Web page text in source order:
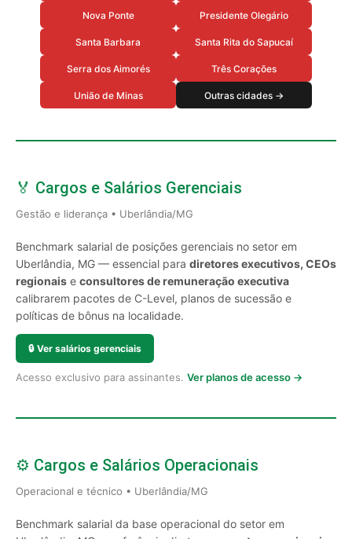
Nova Ponte Presidente Olegário
Santa Barbara Santa Rita do Sapucaí
Serra dos Aimorés Três Corações
União de Minas Outras cidades →
🏅 Cargos e Salários Gerenciais
Gestão e liderança • Uberlândia/MG
Benchmark salarial de posições gerenciais no setor em
Uberlândia, MG — essencial para diretores executivos, CEOs
regionais e consultores de remuneração executiva
calibrarem pacotes de C-Level, planos de sucessão e
políticas de bônus na localidade.
🔒 Ver salários gerenciais
Acesso exclusivo para assinantes. Ver planos de acesso →
⚙️ Cargos e Salários Operacionais
Operacional e técnico • Uberlândia/MG
Benchmark salarial da base operacional do setor em